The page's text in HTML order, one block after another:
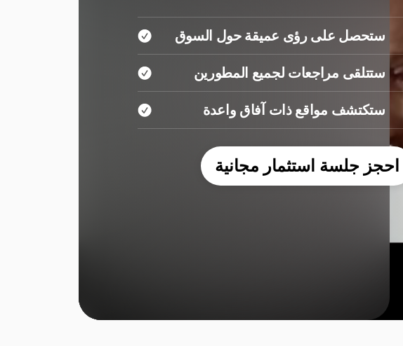
ستحصل على رؤى عميقة حول السوق
ستتلقى مراجعات لجميع المطورين
ستكتشف مواقع ذات آفاق واعدة
احجز جلسة استثمار مجانية